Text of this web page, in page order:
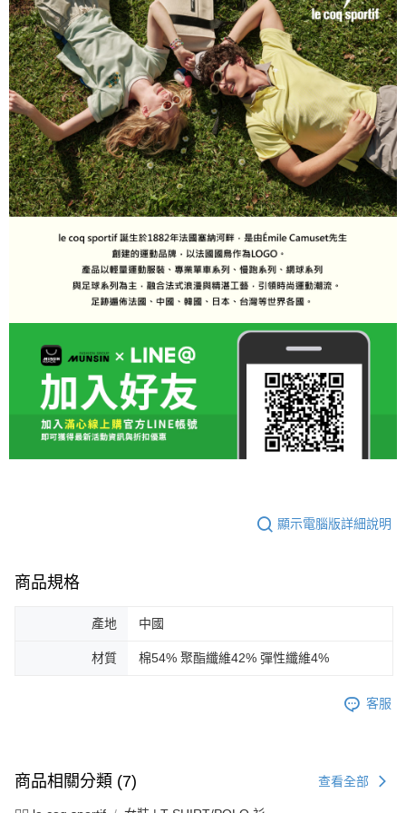
顯示電腦版詳細說明
商品規格
產地 中國
材質 棉54% 聚酯纖維42% 彈性纖維4%
客服
商品相關分類 (7) 查看全部